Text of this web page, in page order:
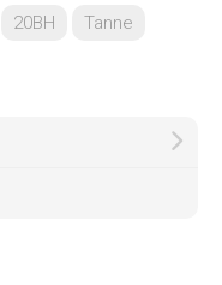
20BH Tanne